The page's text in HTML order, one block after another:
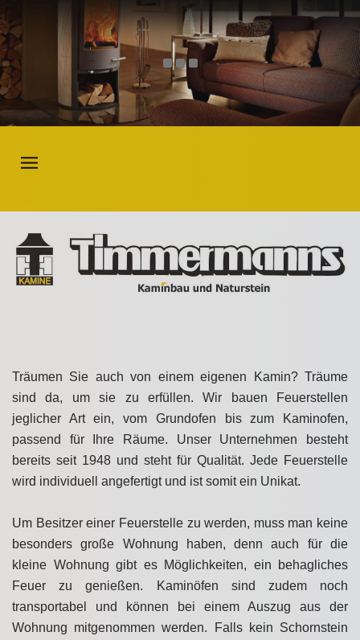
Träumen Sie auch von einem eigenen Kamin? Träume
sind da, um sie zu erfüllen. Wir bauen Feuerstellen
jeglicher Art ein, vom Grundofen bis zum Kaminofen,
passend für Ihre Räume. Unser Unternehmen besteht
bereits seit 1948 und steht für Qualität. Jede Feuerstelle
wird individuell angefertigt und ist somit ein Unikat.
Um Besitzer einer Feuerstelle zu werden, muss man keine
besonders große Wohnung haben, denn auch für die
kleine Wohnung gibt es Möglichkeiten, ein behagliches
Feuer zu genießen. Kaminöfen sind zudem noch
transportabel und können bei einem Auszug aus der
Wohnung mitgenommen werden. Falls kein Schornstein